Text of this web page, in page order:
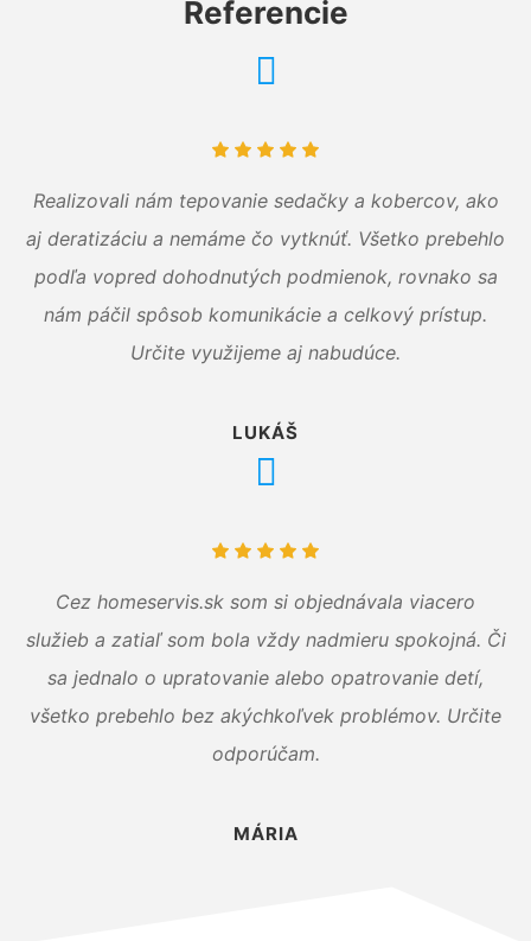
Referencie
Realizovali nám tepovanie sedačky a kobercov, ako
aj deratizáciu a nemáme čo vytknúť. Všetko prebehlo
podľa vopred dohodnutých podmienok, rovnako sa
nám páčil spôsob komunikácie a celkový prístup.
Určite využijeme aj nabudúce.
LUKÁŠ
Cez homeservis.sk som si objednávala viacero
služieb a zatiaľ som bola vždy nadmieru spokojná. Či
sa jednalo o upratovanie alebo opatrovanie detí,
všetko prebehlo bez akýchkoľvek problémov. Určite
odporúčam.
MÁRIA